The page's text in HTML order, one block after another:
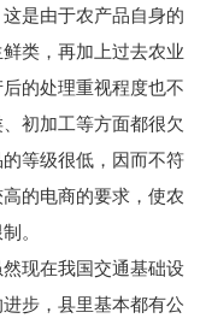
是由于农产品自身的
类，再加上过去农业
的处理重视程度也不
初加工等方面都很欠
等级很低，因而不符
的电商的要求，使农
。
现在我国交通基础设
步，县里基本都有公